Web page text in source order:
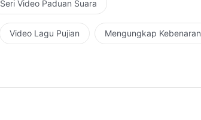
Seri Video Paduan Suara
Video Lagu Pujian Mengungkap Kebenaran